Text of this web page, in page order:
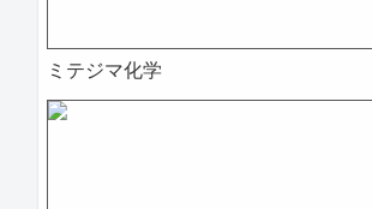
ミテジマ化学